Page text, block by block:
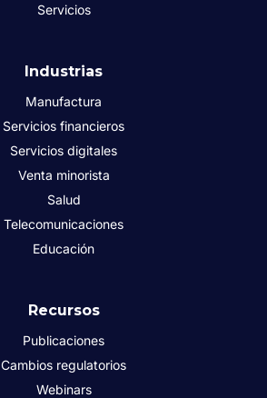
Servicios
Industrias
Manufactura
Servicios financieros
Servicios digitales
Venta minorista
Salud
Telecomunicaciones
Educación
Recursos
Publicaciones
Cambios regulatorios
Webinars